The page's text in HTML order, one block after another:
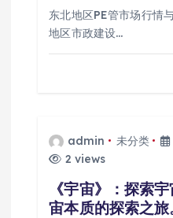
东北地区PE管市场行情
地区市政建设…
admin 未分类
2 views
《宇宙》：探索
宙本质的探索之旅